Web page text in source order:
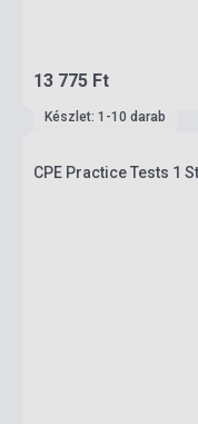
13 775 Ft
Készlet: 1-10 darab
CPE Practice Tests 1